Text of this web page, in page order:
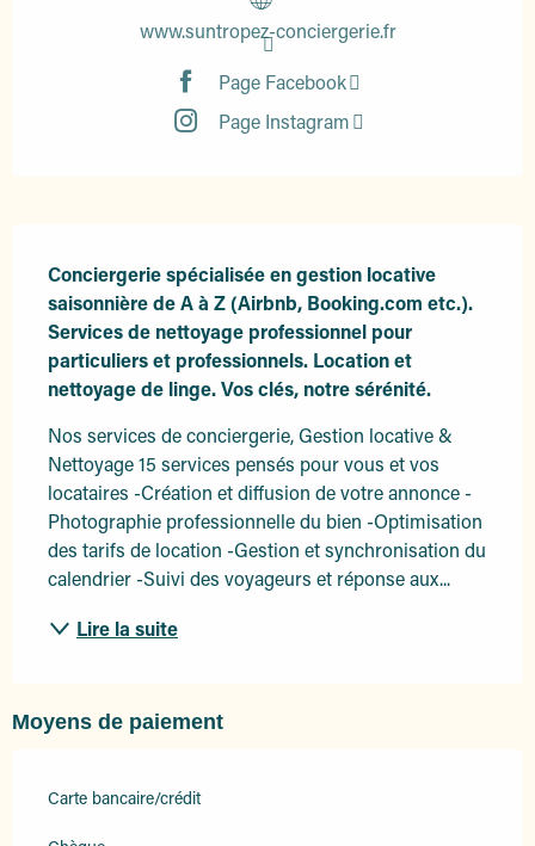
www.suntropez-conciergerie.fr
Page Facebook
Page Instagram
Conciergerie spécialisée en gestion locative
saisonnière de A à Z (Airbnb, Booking.com etc.).
Services de nettoyage professionnel pour
particuliers et professionnels. Location et
nettoyage de linge. Vos clés, notre sérénité.
Nos services de conciergerie, Gestion locative &
Nettoyage 15 services pensés pour vous et vos
locataires -Création et diffusion de votre annonce -
Photographie professionnelle du bien -Optimisation
des tarifs de location -Gestion et synchronisation du
calendrier -Suivi des voyageurs et réponse aux...
Lire la suite
Moyens de paiement
Carte bancaire/crédit